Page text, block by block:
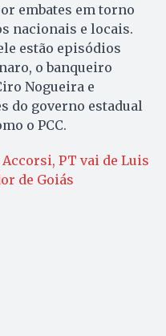
embates em torno
nacionais e locais.
estão episódios
o banqueiro
Nogueira e
do governo estadual
o PCC.
PT vai de Luis
de Goiás